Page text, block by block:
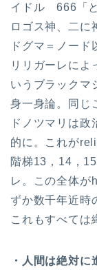
イドル 666「
ロゴス神、二に
ドグマ＝ノー
リリガーレに
いうブラックマ
身一身論。同じ
ドノツマリは
的に。これが
階梯13，14，
レ。この全体が
ずか数千年近時
これもすべて
・人間は絶対に